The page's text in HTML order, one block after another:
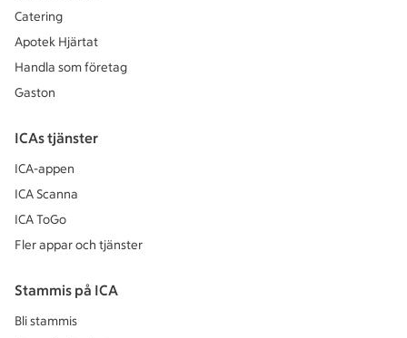
Catering
Apotek Hjärtat
Handla som företag
Gaston
ICAs tjänster
ICA-appen
ICA Scanna
ICA ToGo
Fler appar och tjänster
Stammis på ICA
Bli stammis